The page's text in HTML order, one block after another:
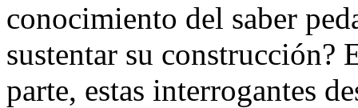
conocimiento del saber
sustentar su construcción?
parte, estas interrogantes